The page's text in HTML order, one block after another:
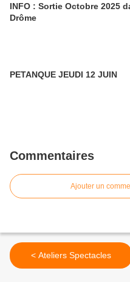
INFO : Sortie Octobre 2025 dans la
Drôme
PETANQUE JEUDI 12 JUIN
Commentaires
Ajouter un
< Ateliers Spectacles